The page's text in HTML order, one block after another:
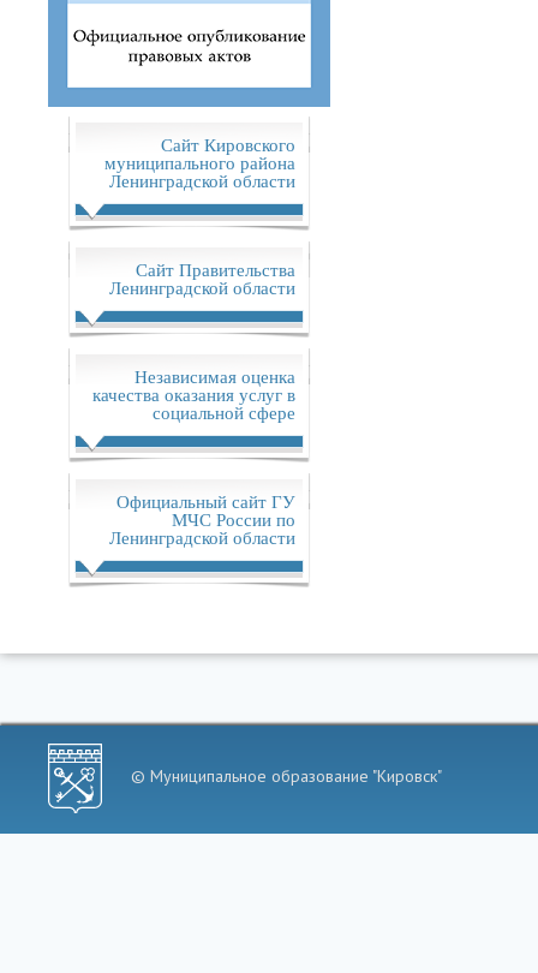
Сайт Кировского
муниципального района
Ленинградской области
Сайт Правительства
Ленинградской области
Независимая оценка
качества оказания услуг в
социальной сфере
Официальный сайт ГУ
МЧС России по
Ленинградской области
© Муниципальное образование "Кировск"